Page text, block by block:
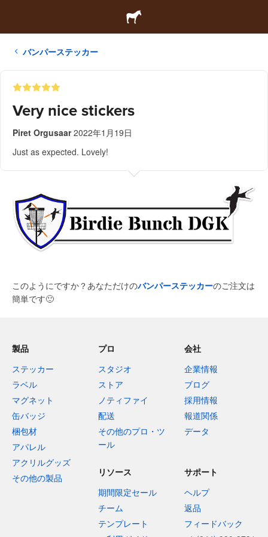
バンパーステッカー
Very nice stickers
Piret Orgusaar 2022年1月19日
Just as expected. Lovely!
このようにですか？あなただけのバンパーステッカーのご注文は
簡単です🙂
製品
ステッカー
ラベル
マグネット
缶バッジ
梱包材
アパレル
アクリルグッズ
その他の製品
プロ
スタジオ
ストア
ノティファイ
配送
その他のプロ・ツ
ール
会社
企業情報
ブログ
採用情報
報道関係
データ
リソース
期間限定セール
チーム
テンプレート
サポート
ヘルプ
返品
フィードバック